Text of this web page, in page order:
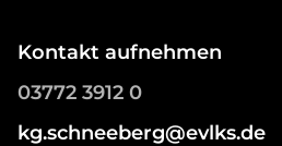
Kontakt aufnehmen
03772 3912 0
kg.schneeberg@evlks.de